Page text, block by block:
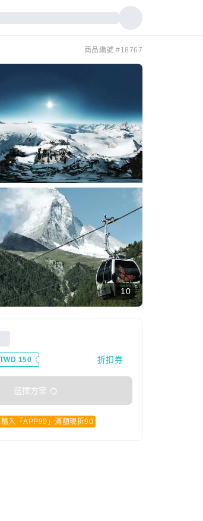
商品編號 #18767
10
TWD 150 折扣券
選擇方案
輸入「APP90」滿額現折90